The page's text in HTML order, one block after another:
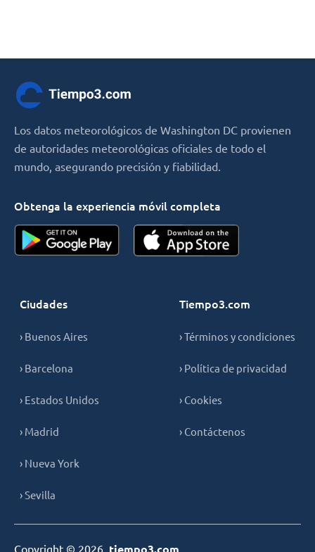
Los datos meteorológicos de Washington DC provienen
de autoridades meteorológicas oficiales de todo el
mundo, asegurando precisión y fiabilidad.
Obtenga la experiencia móvil completa
Ciudades
› Buenos Aires
› Barcelona
› Estados Unidos
› Madrid
› Nueva York
› Sevilla
Tiempo3.com
› Términos y condiciones
› Política de privacidad
› Cookies
› Contáctenos
Copyright © 2026, tiempo3.com